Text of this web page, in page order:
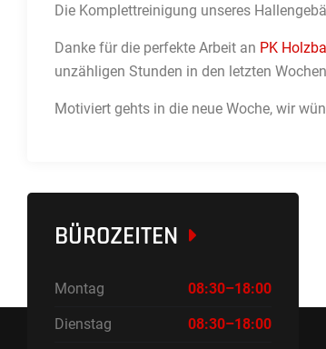
Die Komplettreinigung unseres
Danke für die perfekte Arbeit an PK
unzähligen Stunden in den letzten
Motiviert gehts in die neue Woche, wir
BÜROZEITEN
Montag 08:30–18:00
Dienstag 08:30–18:00